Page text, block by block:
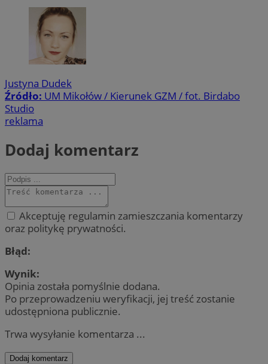
Justyna Dudek
Źródło: UM Mikołów / Kierunek GZM / fot. Birdabo
Studio
reklama
Dodaj komentarz
Akceptuję regulamin zamieszczania komentarzy
oraz politykę prywatności.
Błąd:
Wynik:
Opinia została pomyślnie dodana.
Po przeprowadzeniu weryfikacji, jej treść zostanie
udostępniona publicznie.
Trwa wysyłanie komentarza ...
Dodaj komentarz